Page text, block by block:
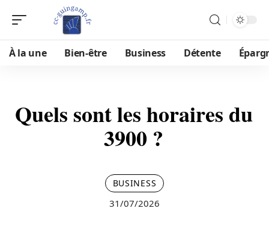
À la une Bien-être Business Détente
Quels sont les horaires du
3900 ?
BUSINESS
31/07/2026